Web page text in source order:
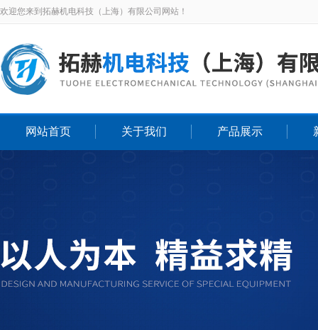
欢迎您来到拓赫机电科技（上海）有限公司网站！
网站首页 关于我们 产品展示